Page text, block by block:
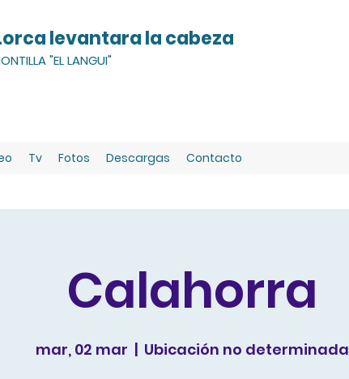
Lorca levantara la cabeza
"EL LANGUI"
Tv Fotos Descargas Contacto
Calahorra
mar, 02 mar
  |
Ubicación no determinada